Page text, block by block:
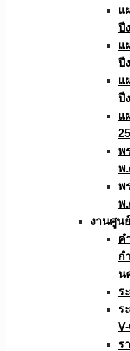
แ
ปี
แ
ปี
แ
ปี
แ
พ
พ.
พ
พ.
งานศูน
ค
ก
น
ร
ร
ร